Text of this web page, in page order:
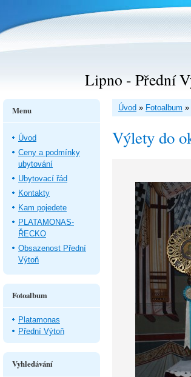
Lipno - Přední
Úvod » Fotoalbum »
Výlety do
Menu
Úvod
Ceny a podmínky
ubytování
Ubytovací řád
Kontakty
Kam pojedete
PLATAMONAS-
ŘECKO
Obsazenost Přední
Výtoň
Fotoalbum
Platamonas
Přední Výtoň
Vyhledávání